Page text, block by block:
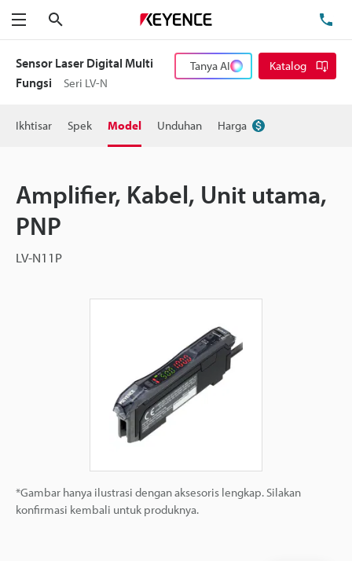
Menu
Sensor Laser Digital Multi
Fungsi
Seri LV-N
Tanya AI Katalog
Ikhtisar Spek Model Unduhan Harga
Amplifier, Kabel, Unit utama,
PNP
LV-N11P
*Gambar hanya ilustrasi dengan aksesoris lengkap. Silakan
konfirmasi kembali untuk produknya.